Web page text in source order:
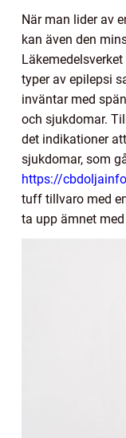
När man lider av
kan även den
typer av epilepsi
inväntar med
och sjukdomar.
det indikationer
sjukdomar, som
https://
tuff tillvaro med
ta upp ämnet